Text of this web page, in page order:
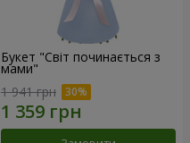
Букет "Світ починається з
мами"
1 941 грн